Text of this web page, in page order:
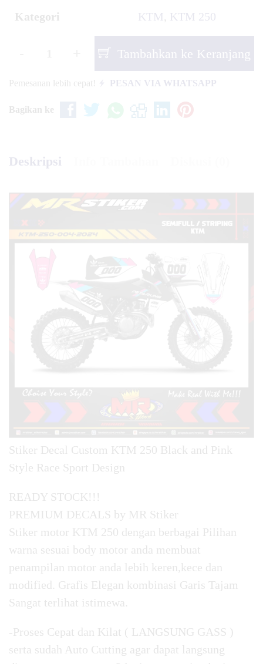
Kategori KTM , KTM 250
Tambahkan ke Keranjang
Pemesanan lebih cepat! PESAN VIA WHATSAPP
Bagikan ke
Deskripsi
Stiker Decal Custom KTM 250 Black and Pink
Style Race Sport Design
READY STOCK!!!
PREMIUM DECALS by MR Stiker
Stiker motor KTM 250 dengan berbagai Pilihan
warna sesuai body motor anda membuat
penampilan motor anda lebih keren,kece dan
modified. Grafis Elegan kombinasi Garis Tajam
Sangat terlihat istimewa.
-Proses Cepat dan Kilat ( LANGSUNG GASS )
serta sudah Auto Cutting agar dapat langsung